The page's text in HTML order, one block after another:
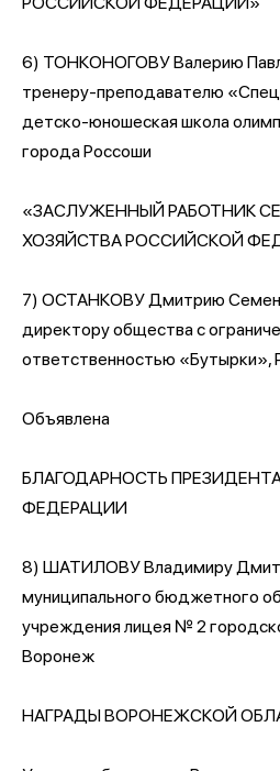
6) ТОНКОНОГОВУ Валерию
тренеру-преподавателю
детско-юношеская школа
города Россоши
«ЗАСЛУЖЕННЫЙ РАБОТНИК
ХОЗЯЙСТВА РОССИЙСКОЙ
7) ОСТАНКОВУ Дмитрию
директору общества с
ответственностью «Бутырки»,
Объявлена
БЛАГОДАРНОСТЬ
ФЕДЕРАЦИИ
8) ШАТИЛОВУ Владимиру
муниципального бюджетного
учреждения лицея № 2
Воронеж
НАГРАДЫ ВОРОНЕЖСКОЙ